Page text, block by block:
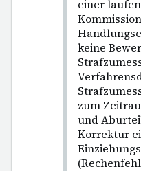
einer
keine
zum
und
Korrektur